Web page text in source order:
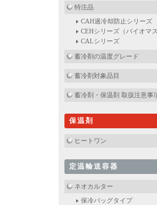
特注品
CAH過冷却防止シリーズ
CEHシリーズ（バイオマス
CALシリーズ
蓄冷剤の温度グレード
蓄冷剤対象品目
蓄冷剤・保温剤 取扱注意事
保温剤
ヒートワン
定温輸送容器
ネオカルター
保冷バッグタイプ